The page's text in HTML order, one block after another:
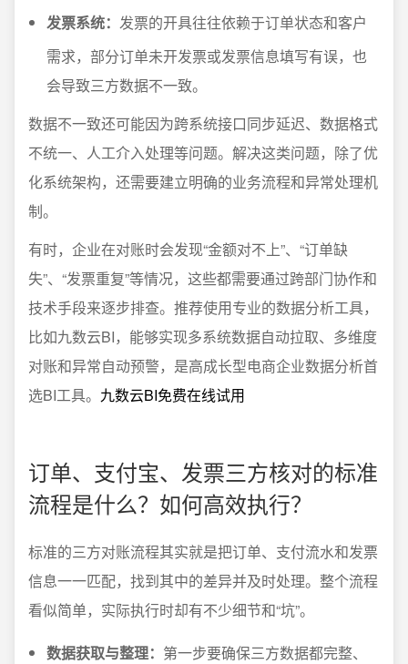
发票系统： 发票的开具往往依赖于订单状态和客户
需求，部分订单未开发票或发票信息填写有误，也
会导致三方数据不一致。
数据不一致还可能因为跨系统接口同步延迟、数据格式
不统一、人工介入处理等问题。解决这类问题，除了优
化系统架构，还需要建立明确的业务流程和异常处理机
制。
有时，企业在对账时会发现“金额对不上”、“订单缺
失”、“发票重复”等情况，这些都需要通过跨部门协作和
技术手段来逐步排查。推荐使用专业的数据分析工具，
比如九数云BI，能够实现多系统数据自动拉取、多维度
对账和异常自动预警，是高成长型电商企业数据分析首
选BI工具。 九数云BI免费在线试用
订单、支付宝、发票三方核对的标准
流程是什么？如何高效执行？
标准的三方对账流程其实就是把订单、支付流水和发票
信息一一匹配，找到其中的差异并及时处理。整个流程
看似简单，实际执行时却有不少细节和“坑”。
数据获取与整理： 第一步要确保三方数据都完整、